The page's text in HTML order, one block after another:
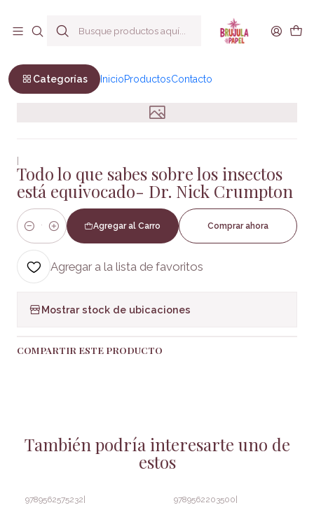
Categorías InicioProductosContacto
Infantil
|
Todo lo que sabes sobre los insectos
está equivocado- Dr. Nick Crumpton
Cantidad
Agregar al Carro Comprar ahora
Agregar a la lista de favoritos
Mostrar stock de ubicaciones
COMPARTIR ESTE PRODUCTO
También podría interesarte uno de
estos
9789562575232 9789562203500